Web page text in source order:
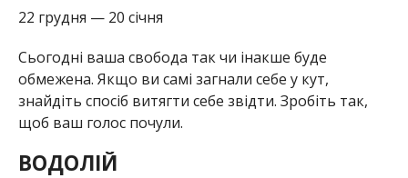
22 грудня — 20 січня
Сьогодні ваша свобода так чи інакше буде
обмежена. Якщо ви самі загнали себе у кут,
знайдіть спосіб витягти себе звідти. Зробіть так,
щоб ваш голос почули.
ВОДОЛІЙ